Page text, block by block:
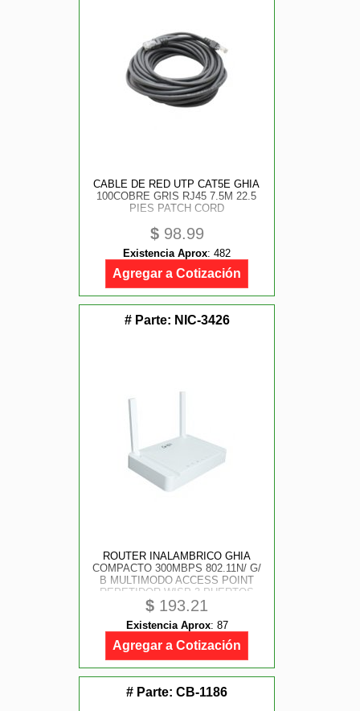
CABLE DE RED UTP CAT5E GHIA
100COBRE GRIS RJ45 7.5M 22.5
PIES PATCH CORD
$98.99
Existencia Aprox: 482
Agregar a Cotización
# Parte: NIC-3426
ROUTER INALAMBRICO GHIA
COMPACTO 300MBPS 802.11N/ G/
B MULTIMODO ACCESS POINT
REPETIDOR WISP 3 PUERTOS
LAN 10/ 100 1 PUERTO WAN 10/
100 2 ANTENAS FIJAS EXTERNAS
5DBI
$ 193.21
Existencia Aprox: 87
Agregar a Cotización
# Parte: CB-1186